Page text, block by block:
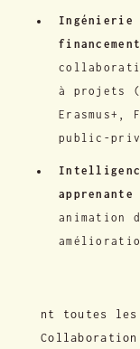
Ingénierie
à projets
Erasmus+,
public-
apprenante
animation
nt toutes les